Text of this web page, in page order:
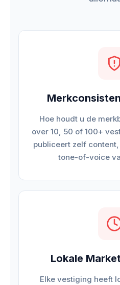
Hoe houdt u de
over 10, 50 of 100+
publiceert zelf
tone-of-voice
Lokale
Elke vestiging heeft